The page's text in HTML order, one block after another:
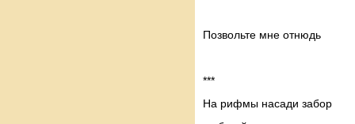
Позвольте мне отнюдь
***
На рифмы насади забор